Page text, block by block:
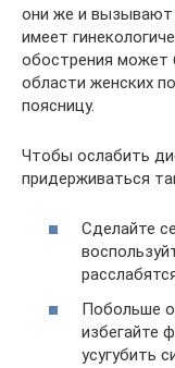
они же и вызывают
имеет
обострения может
области женских
поясницу.
Чтобы ослабить
придерживаться
Сделайте
Побольше
избегайте
усугубить